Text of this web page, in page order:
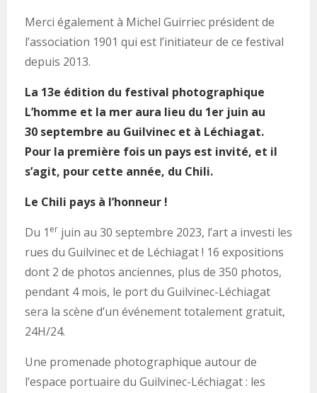
Merci également à Michel Guirriec président de
l’association 1901 qui est l’initiateur de ce festival
depuis 2013.
La 13e édition du festival photographique
L’homme et la mer aura lieu du 1er juin au
30 septembre au Guilvinec et à Léchiagat.
Pour la première fois un pays est invité, et il
s’agit, pour cette année, du Chili.
Le Chili pays à l’honneur !
Du 1 er juin au 30 septembre 2023, l’art a investi les
rues du Guilvinec et de Léchiagat ! 16 expositions
dont 2 de photos anciennes, plus de 350 photos,
pendant 4 mois, le port du Guilvinec-Léchiagat
sera la scène d’un événement totalement gratuit,
24H/24.
Une promenade photographique autour de
l’espace portuaire du Guilvinec-Léchiagat : les